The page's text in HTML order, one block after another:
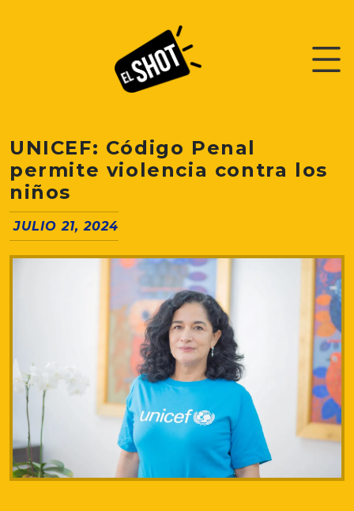
UNICEF: Código Penal
permite violencia contra los
niños
JULIO 21, 2024